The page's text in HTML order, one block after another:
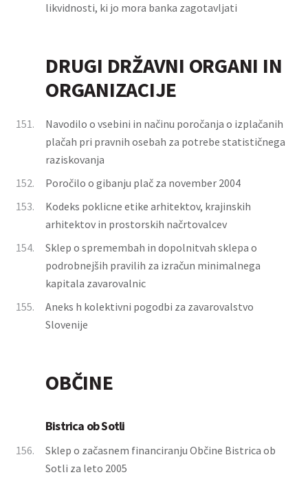
likvidnosti, ki jo mora banka zagotavljati
DRUGI DRŽAVNI ORGANI IN
ORGANIZACIJE
151.
Navodilo o vsebini in načinu poročanja o izplačanih
plačah pri pravnih osebah za potrebe statističnega
raziskovanja
152.
Poročilo o gibanju plač za november 2004
153.
Kodeks poklicne etike arhitektov, krajinskih
arhitektov in prostorskih načrtovalcev
154.
Sklep o spremembah in dopolnitvah sklepa o
podrobnejših pravilih za izračun minimalnega
kapitala zavarovalnic
155.
Aneks h kolektivni pogodbi za zavarovalstvo
Slovenije
OBČINE
Bistrica ob Sotli
156.
Sklep o začasnem financiranju Občine Bistrica ob
Sotli za leto 2005